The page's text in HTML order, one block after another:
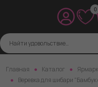
0
Главная Каталог
Веревка для шибари